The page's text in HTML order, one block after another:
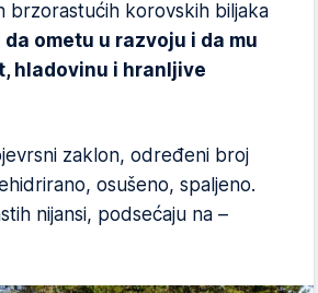
brzorastućih korovskih biljaka
ometu u razvoju i da mu
hladovinu i hranljive
zaklon, određeni broj
osušeno, spaljeno.
nijansi, podsećaju na –